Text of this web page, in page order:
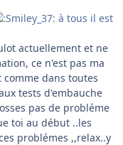
à tous il est
actuellement et ne
ce n'est pas ma
dans toutes
tests d'embauche
pas de probléme
toi au début ..les
problémes ,,relax..y